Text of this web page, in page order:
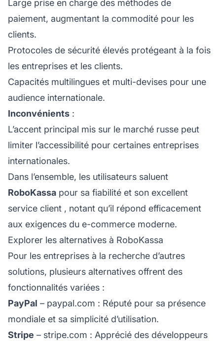
Large prise en charge des méthodes de
paiement, augmentant la commodité pour les
clients.
Protocoles de sécurité élevés protégeant à la fois
les entreprises et les clients.
Capacités multilingues et multi-devises pour une
audience internationale.
Inconvénients :
L’accent principal mis sur le marché russe peut
limiter l’accessibilité pour certaines entreprises
internationales.
Dans l’ensemble, les utilisateurs saluent
RoboKassa pour sa fiabilité et son excellent
service client , notant qu’il répond efficacement
aux exigences du e-commerce moderne.
Explorer les alternatives à RoboKassa
Pour les entreprises à la recherche d’autres
solutions, plusieurs alternatives offrent des
fonctionnalités variées :
PayPal – paypal.com : Réputé pour sa présence
mondiale et sa simplicité d’utilisation.
Stripe – stripe.com : Apprécié des développeurs